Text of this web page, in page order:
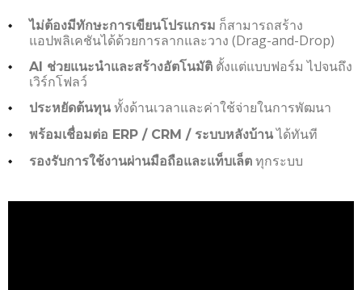
ไม่ต้องมีทักษะการเขียนโปรแกรม ก็สามารถสร้าง
แอปพลิเคชันได้ด้วยการลากและวาง (Drag-and-Drop)
AI ช่วยแนะนำและสร้างอัตโนมัติ ตั้งแต่แบบฟอร์ม ไปจนถึง
เวิร์กโฟลว์
ประหยัดต้นทุน ทั้งด้านเวลาและค่าใช้จ่ายในการพัฒนา
พร้อมเชื่อมต่อ ERP / CRM / ระบบหลังบ้านได้ทันที
รองรับการใช้งานผ่านมือถือและแท็บเล็ต ทุกระบบ